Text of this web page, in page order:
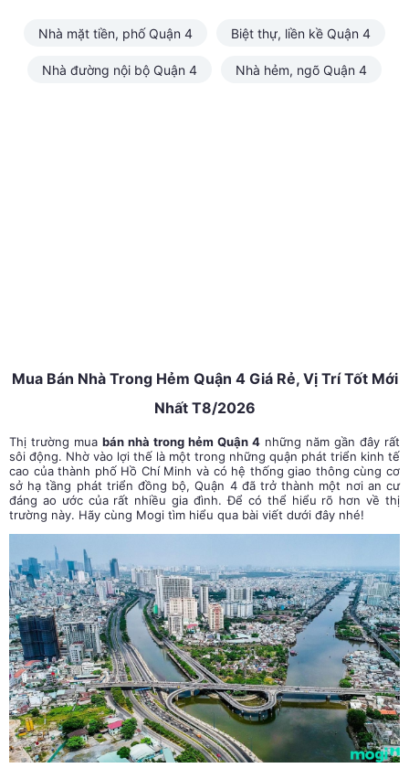
Nhà mặt tiền, phố Quận 4 Biệt thự, liền kề Quận 4
Nhà đường nội bộ Quận 4 Nhà hẻm, ngõ Quận 4
Mua Bán Nhà Trong Hẻm Quận 4 Giá Rẻ, Vị Trí Tốt Mới
Nhất T8/2026
Thị trường mua bán nhà trong hẻm Quận 4 những năm gần đây rất
sôi động. Nhờ vào lợi thế là một trong những quận phát triển kinh tế
cao của thành phố Hồ Chí Minh và có hệ thống giao thông cùng cơ
sở hạ tầng phát triển đồng bộ, Quận 4 đã trở thành một nơi an cư
đáng ao ước của rất nhiều gia đình. Để có thể hiểu rõ hơn về thị
trường này. Hãy cùng Mogi tìm hiểu qua bài viết dưới đây nhé!